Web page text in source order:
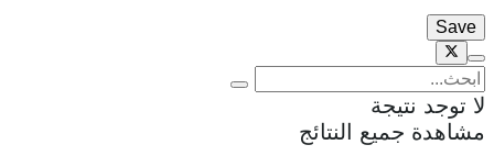
لا توجد نتيجة
مشاهدة جميع النتائج